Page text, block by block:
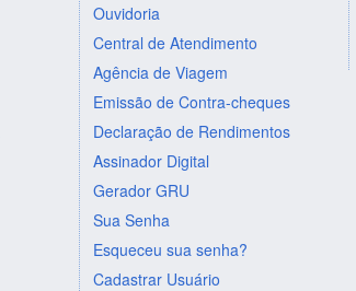
Ouvidoria
Central de Atendimento
Agência de Viagem
Emissão de Contra-cheques
Declaração de Rendimentos
Assinador Digital
Gerador GRU
Sua Senha
Esqueceu sua senha?
Cadastrar Usuário